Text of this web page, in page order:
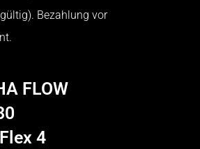
Bezahlung vor
FLOW
4